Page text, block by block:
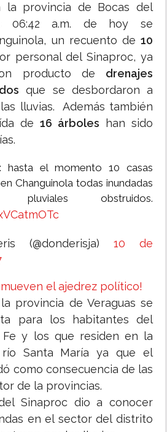
la provincia de Bocas del
06:42 a.m. de hoy se
un recuento de 10
personal del Sinaproc, ya
producto de drenajes
que se desbordaron a
lluvias. Además también
de 16 árboles han sido
hasta el momento 10 casas
Changuinola todas inundadas
obstruidos.
(@donderisja) 10 de
el ajedrez político!
provincia de Veraguas se
para los habitantes del
y los que residen en la
Santa María ya que el
como consecuencia de las
de la provincias.
Sinaproc dio a conocer
en el sector del distrito